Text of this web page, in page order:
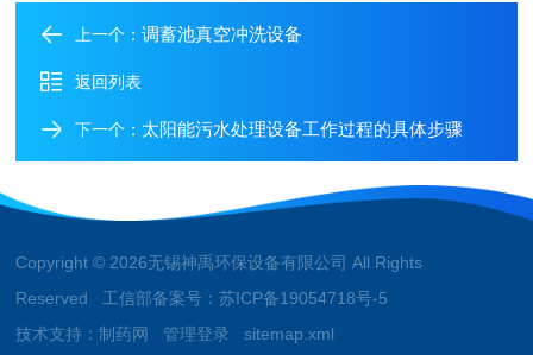
上一个：调蓄池真空冲洗设备
返回列表
下一个： 太阳能污水处理设备工作过程的具体步骤
Copyright © 2026无锡神禹环保设备有限公司 All Rights
Reserved 工信部备案号：苏ICP备19054718号-5
技术支持：制药网 管理登录 sitemap.xml